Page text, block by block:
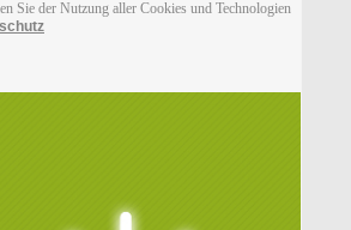
Sie der Nutzung aller Cookies und Technologien